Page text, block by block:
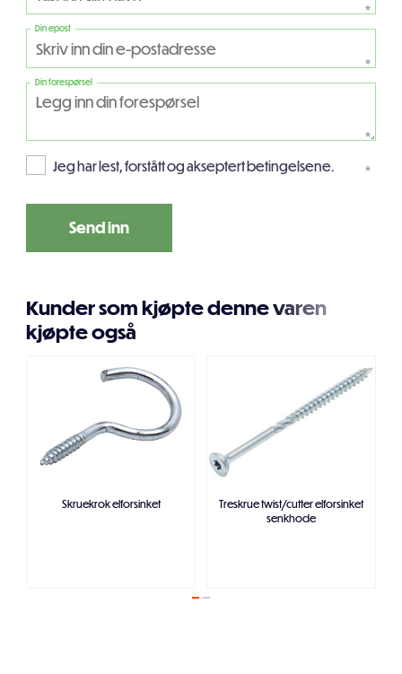
*
Din epost
*
Din forespørsel
*
Jeg har lest, forstått og akseptert betingelsene. *
Kunder som kjøpte denne varen
kjøpte også
Skruekrok elforsinket
Treskrue twist/cutter elforsinket
senkhode